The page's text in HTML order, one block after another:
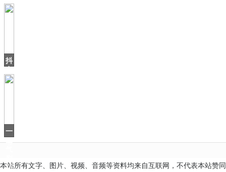
方
5G
抖
上
海
爷
爷
一
口
16
本站所有文字、图片、视频、音频等资料均来自互联网，不代表本站赞同